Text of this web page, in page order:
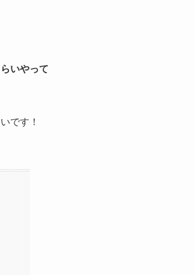
いやって
です！